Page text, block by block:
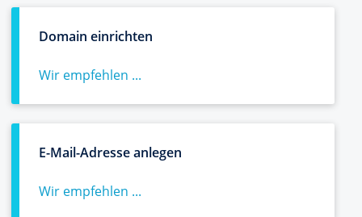
Domain einrichten
Wir empfehlen ...
E-Mail-Adresse anlegen
Wir empfehlen ...